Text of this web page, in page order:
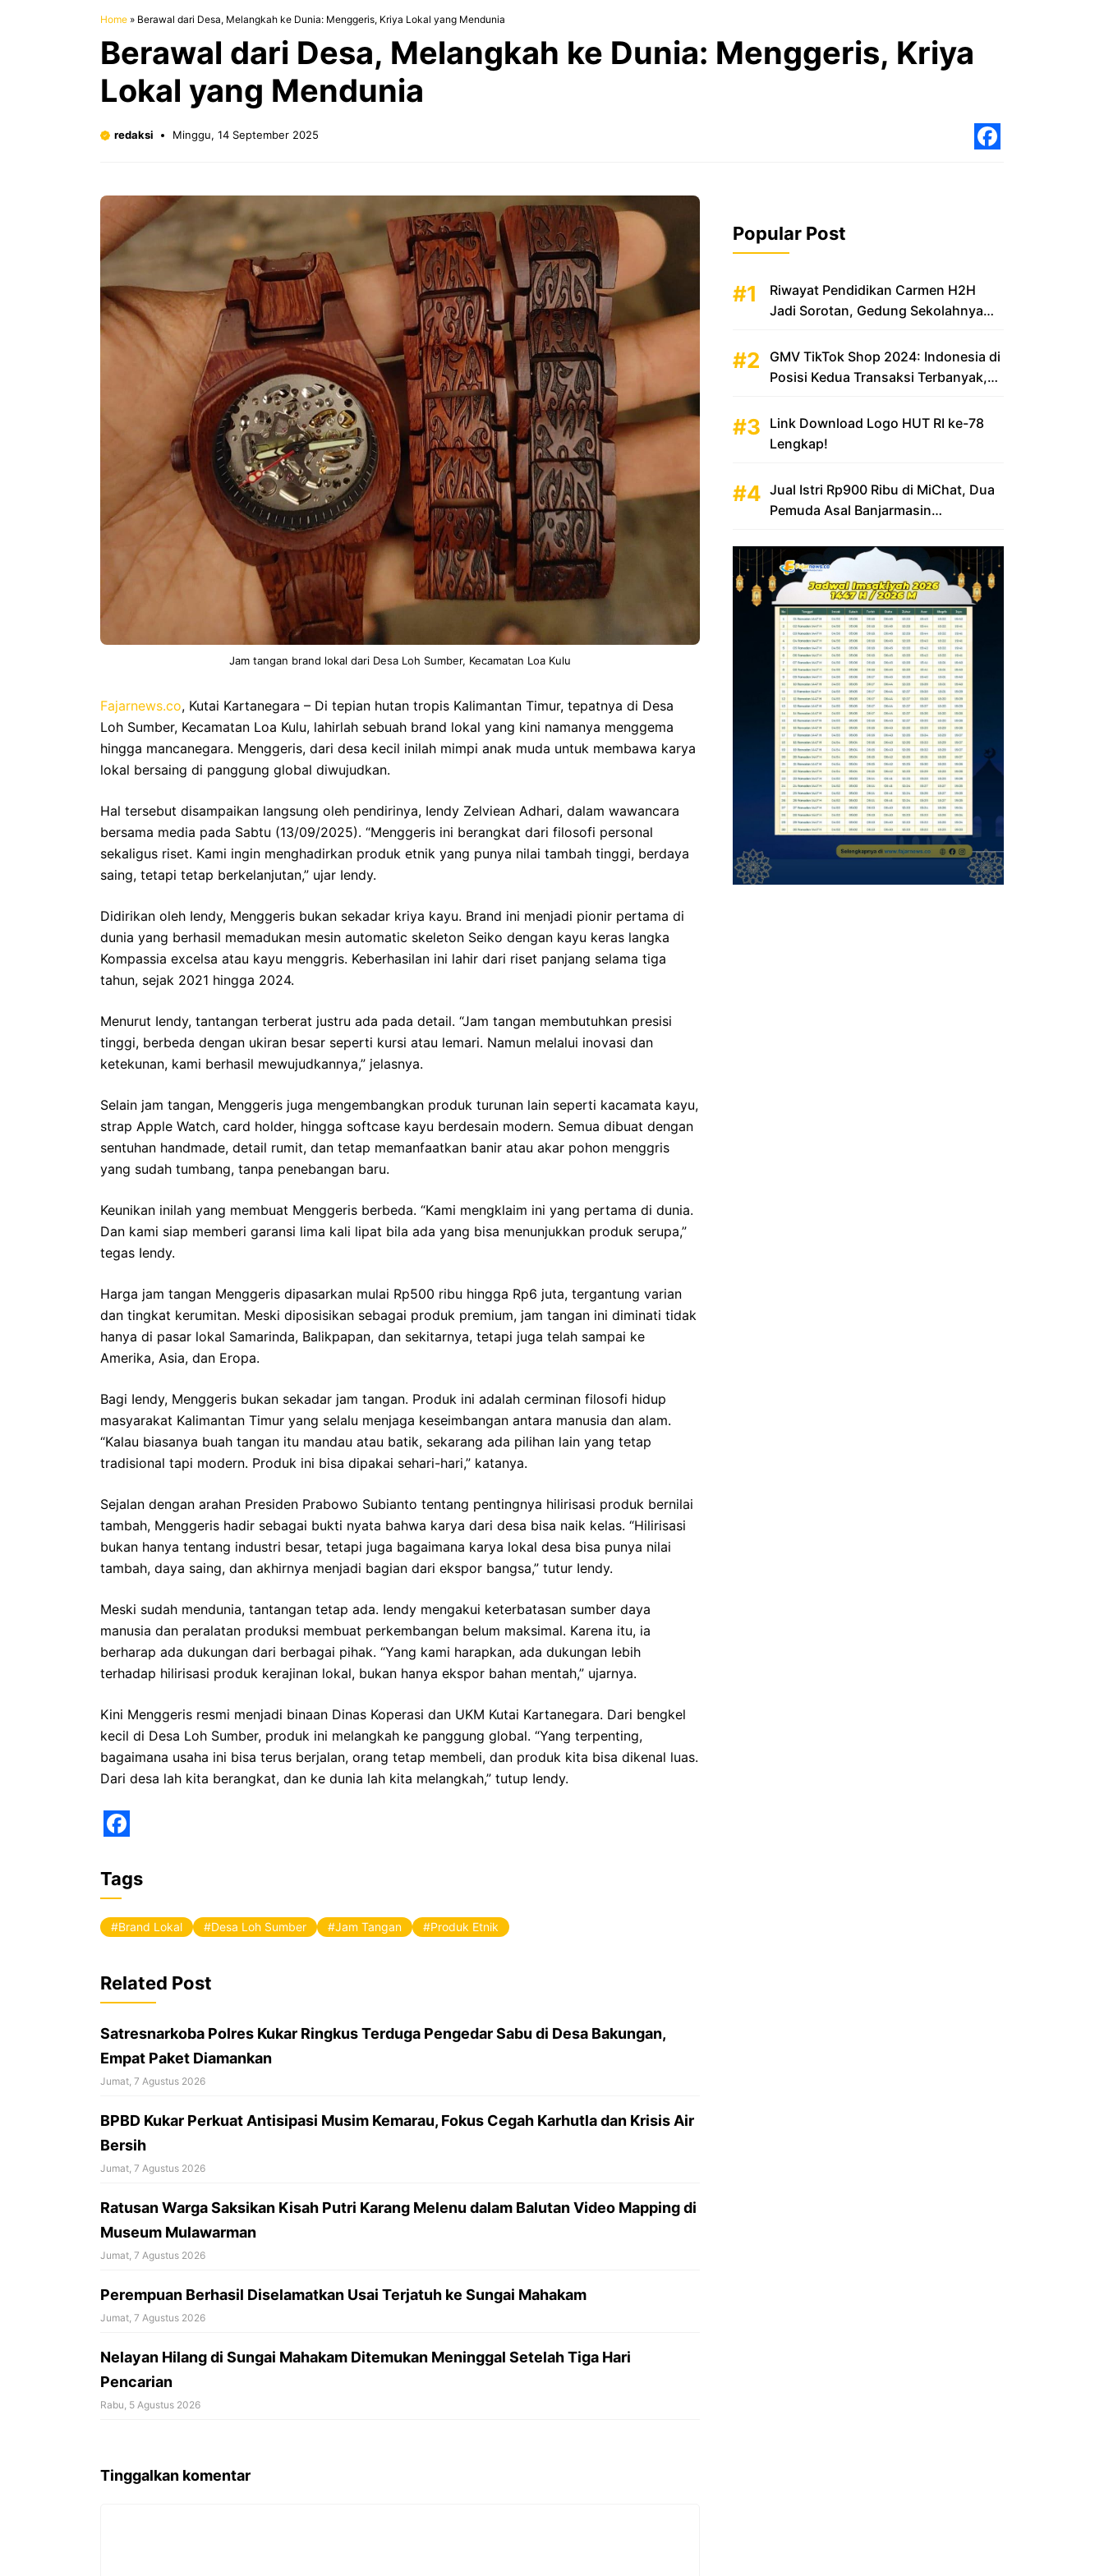
Home » Berawal dari Desa, Melangkah ke Dunia: Menggeris, Kriya Lokal yang Mendunia
Berawal dari Desa, Melangkah ke Dunia: Menggeris, Kriya
Lokal yang Mendunia
redaksi Minggu, 14 September 2025
Jam tangan brand lokal dari Desa Loh Sumber, Kecamatan Loa Kulu
Fajarnews.co, Kutai Kartanegara – Di tepian hutan tropis Kalimantan Timur, tepatnya di Desa
Loh Sumber, Kecamatan Loa Kulu, lahirlah sebuah brand lokal yang kini namanya menggema
hingga mancanegara. Menggeris, dari desa kecil inilah mimpi anak muda untuk membawa karya
lokal bersaing di panggung global diwujudkan.
Hal tersebut disampaikan langsung oleh pendirinya, Iendy Zelviean Adhari, dalam wawancara
bersama media pada Sabtu (13/09/2025). “Menggeris ini berangkat dari filosofi personal
sekaligus riset. Kami ingin menghadirkan produk etnik yang punya nilai tambah tinggi, berdaya
saing, tetapi tetap berkelanjutan,” ujar Iendy.
Didirikan oleh Iendy, Menggeris bukan sekadar kriya kayu. Brand ini menjadi pionir pertama di
dunia yang berhasil memadukan mesin automatic skeleton Seiko dengan kayu keras langka
Kompassia excelsa atau kayu menggris. Keberhasilan ini lahir dari riset panjang selama tiga
tahun, sejak 2021 hingga 2024.
Menurut Iendy, tantangan terberat justru ada pada detail. “Jam tangan membutuhkan presisi
tinggi, berbeda dengan ukiran besar seperti kursi atau lemari. Namun melalui inovasi dan
ketekunan, kami berhasil mewujudkannya,” jelasnya.
Selain jam tangan, Menggeris juga mengembangkan produk turunan lain seperti kacamata kayu,
strap Apple Watch, card holder, hingga softcase kayu berdesain modern. Semua dibuat dengan
sentuhan handmade, detail rumit, dan tetap memanfaatkan banir atau akar pohon menggris
yang sudah tumbang, tanpa penebangan baru.
Keunikan inilah yang membuat Menggeris berbeda. “Kami mengklaim ini yang pertama di dunia.
Dan kami siap memberi garansi lima kali lipat bila ada yang bisa menunjukkan produk serupa,”
tegas Iendy.
Harga jam tangan Menggeris dipasarkan mulai Rp500 ribu hingga Rp6 juta, tergantung varian
dan tingkat kerumitan. Meski diposisikan sebagai produk premium, jam tangan ini diminati tidak
hanya di pasar lokal Samarinda, Balikpapan, dan sekitarnya, tetapi juga telah sampai ke
Amerika, Asia, dan Eropa.
Bagi Iendy, Menggeris bukan sekadar jam tangan. Produk ini adalah cerminan filosofi hidup
masyarakat Kalimantan Timur yang selalu menjaga keseimbangan antara manusia dan alam.
“Kalau biasanya buah tangan itu mandau atau batik, sekarang ada pilihan lain yang tetap
tradisional tapi modern. Produk ini bisa dipakai sehari-hari,” katanya.
Sejalan dengan arahan Presiden Prabowo Subianto tentang pentingnya hilirisasi produk bernilai
tambah, Menggeris hadir sebagai bukti nyata bahwa karya dari desa bisa naik kelas. “Hilirisasi
bukan hanya tentang industri besar, tetapi juga bagaimana karya lokal desa bisa punya nilai
tambah, daya saing, dan akhirnya menjadi bagian dari ekspor bangsa,” tutur Iendy.
Meski sudah mendunia, tantangan tetap ada. Iendy mengakui keterbatasan sumber daya
manusia dan peralatan produksi membuat perkembangan belum maksimal. Karena itu, ia
berharap ada dukungan dari berbagai pihak. “Yang kami harapkan, ada dukungan lebih
terhadap hilirisasi produk kerajinan lokal, bukan hanya ekspor bahan mentah,” ujarnya.
Kini Menggeris resmi menjadi binaan Dinas Koperasi dan UKM Kutai Kartanegara. Dari bengkel
kecil di Desa Loh Sumber, produk ini melangkah ke panggung global. “Yang terpenting,
bagaimana usaha ini bisa terus berjalan, orang tetap membeli, dan produk kita bisa dikenal luas.
Dari desa lah kita berangkat, dan ke dunia lah kita melangkah,” tutup Iendy.
a
c
e
o
o
k
Tags
Brand Lokal Desa Loh Sumber Jam Tangan Produk Etnik
Related Post
Satresnarkoba Polres Kukar Ringkus Terduga Pengedar Sabu di Desa Bakungan,
Empat Paket Diamankan
Jumat, 7 Agustus 2026
BPBD Kukar Perkuat Antisipasi Musim Kemarau, Fokus Cegah Karhutla dan Krisis Air
Bersih
Jumat, 7 Agustus 2026
Ratusan Warga Saksikan Kisah Putri Karang Melenu dalam Balutan Video Mapping di
Museum Mulawarman
Jumat, 7 Agustus 2026
Perempuan Berhasil Diselamatkan Usai Terjatuh ke Sungai Mahakam
Jumat, 7 Agustus 2026
Nelayan Hilang di Sungai Mahakam Ditemukan Meninggal Setelah Tiga Hari
Pencarian
Rabu, 5 Agustus 2026
Tinggalkan komentar
Popular Post
Riwayat Pendidikan Carmen H2H
Jadi Sorotan, Gedung Sekolahnya
GMV TikTok Shop 2024: Indonesia di
Posisi Kedua Transaksi Terbanyak,
Link Download Logo HUT RI ke-78
Lengkap!
Jual Istri Rp900 Ribu di MiChat, Dua
Pemuda Asal Banjarmasin